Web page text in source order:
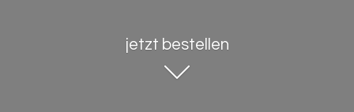
jetzt bestellen